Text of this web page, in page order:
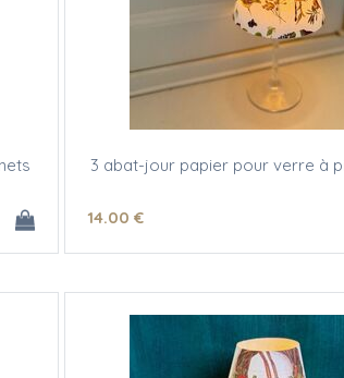
3 abat-jour papier pour verre à
14.00 €